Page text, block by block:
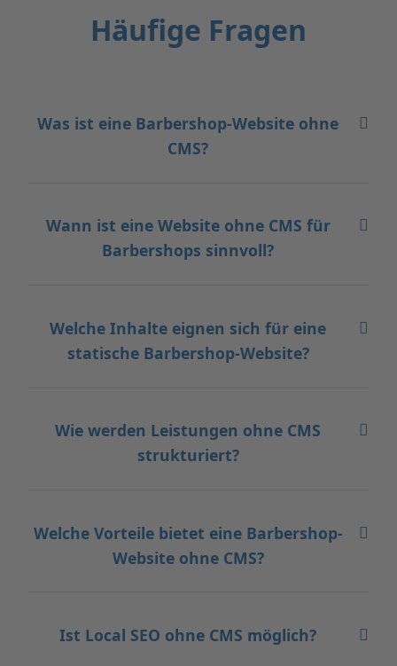
Häufige Fragen
Was ist eine Barbershop-Website ohne
CMS?
Wann ist eine Website ohne CMS für
Barbershops sinnvoll?
Welche Inhalte eignen sich für eine
statische Barbershop-Website?
Wie werden Leistungen ohne CMS
strukturiert?
Welche Vorteile bietet eine Barbershop-
Website ohne CMS?
Ist Local SEO ohne CMS möglich?